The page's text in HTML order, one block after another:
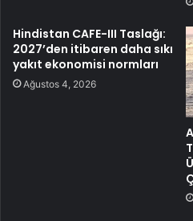
Hindistan CAFE-III Taslağı:
2027’den itibaren daha sıkı
yakıt ekonomisi normları
Ağustos 4, 2026